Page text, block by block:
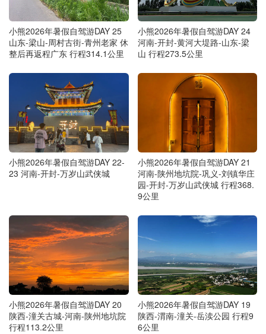
小熊2026年暑假自驾游DAY 25
山东-梁山-周村古街-青州老家 休
整后再返程广东 行程314.1公里
小熊2026年暑假自驾游DAY 24
河南-开封-黄河大堤路-山东-梁
山 行程273.5公里
小熊2026年暑假自驾游DAY 22-
23 河南-开封-万岁山武侠城
小熊2026年暑假自驾游DAY 21
河南-陕州地坑院-巩义-刘镇华庄
园-开封-万岁山武侠城 行程368.
9公里
小熊2026年暑假自驾游DAY 20
陕西-潼关古城-河南-陕州地坑院
行程113.2公里
小熊2026年暑假自驾游DAY 19
陕西-渭南-潼关-岳渎公园 行程9
6公里